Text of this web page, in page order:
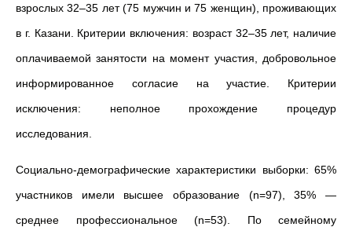
взрослых 32–35 лет (75 мужчин и 75 женщин), проживающих
в г. Казани. Критерии включения: возраст 32–35 лет, наличие
оплачиваемой занятости на момент участия, добровольное
информированное согласие на участие. Критерии
исключения: неполное прохождение процедур
исследования.
Социально-демографические характеристики выборки: 65%
участников имели высшее образование (n=97), 35% —
среднее профессиональное (n=53). По семейному